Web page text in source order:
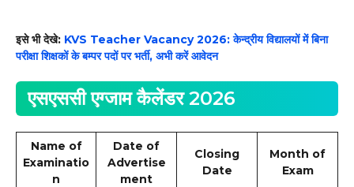
इसे भी देखे: KVS Teacher Vacancy 2026: केन्द्रीय विद्यालयों में बिना
परीक्षा शिक्षकों के बम्पर पदों पर भर्ती, अभी करें आवेदन
एसएससी एग्जाम कैलेंडर 2026
Name of
Examinatio
n
Date of
Advertise
ment
Closing
Date
Month of
Exam